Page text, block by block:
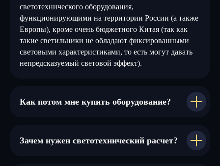
светотехнического оборудования,
функционирующими на территории России (а также
Европы), кроме очень бюджетного Китая (так как
такие светильники не обладают фиксированными
световыми характеристиками, то есть могут давать
непредсказуемый световой эффект).
Как потом мне купить оборудование?
Зачем нужен светотехнический расчет?